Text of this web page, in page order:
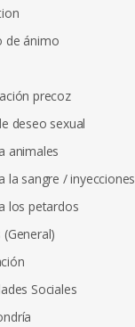
de ánimo
precoz
deseo sexual
animales
la sangre / inyecciones
los petardos
(General)
Sociales